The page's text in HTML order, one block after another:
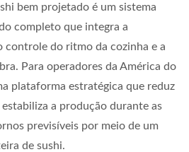
bem projetado é um sistema
completo que integra a
controle do ritmo da cozinha e a
Para operadores da América do
plataforma estratégica que reduz
a produção durante as
previsíveis por meio de um
de sushi.